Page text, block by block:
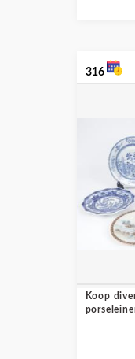
316
Koop